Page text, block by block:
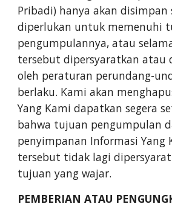
Pribadi) hanya akan disimpan
diperlukan untuk memenuhi
pengumpulannya, atau
tersebut dipersyaratkan atau
oleh peraturan perundang-
berlaku. Kami akan
Yang Kami dapatkan segera
bahwa tujuan pengumpulan
penyimpanan Informasi Yang
tersebut tidak lagi
tujuan yang wajar.
PEMBERIAN ATAU